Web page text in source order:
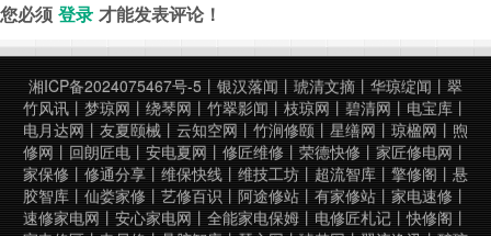
您必须 登录 才能发表评论！
湘ICP备2024075467号-5 丨 银汉落闻 丨 琥清文摘 丨 华琼绽闻 丨 翠
竹风讯 丨 梦琼网 丨 绕琴网 丨 竹翠影闻 丨 枝琼网 丨 碧清网 丨 电宝库 丨
电月达网 丨 友夏颐械 丨 云知空网 丨 竹涧修颐 丨 星缮网 丨 琼楹网 丨 煦
修网 丨 回朗匠电 丨 安电夏网 丨 修匠维修 丨 荣德快修 丨 家匠修电网 丨
家保修 丨 修通分享 丨 维保快线 丨 维技工坊 丨 超流智库 丨 擎修阁 丨 悬
胶智库 丨 仙娄家修 丨 艺修百识 丨 阿途修站 丨 有家修站 丨 家电速修 丨
速修家电网 丨 安心家电网 丨 全能家电保姆 丨 电修匠札记 丨快修阁 丨